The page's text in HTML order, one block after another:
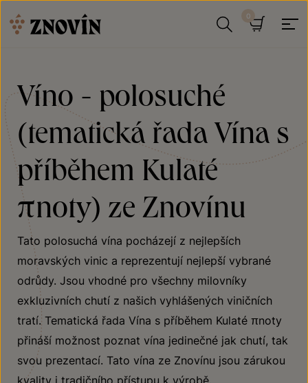
Víno - polosuché
(tematická řada Vína s
příběhem Kulaté
πnoty) ze Znovínu
Tato polosuchá vína pocházejí z nejlepších
moravských vinic a reprezentují nejlepší vybrané
odrůdy. Jsou vhodné pro všechny milovníky
exkluzivních chutí z našich vyhlášených viničních
tratí. Tematická řada Vína s příběhem Kulaté πnoty
přináší možnost poznat vína jedinečné jak chutí, tak
svou prezentací. Tato vína ze Znovínu jsou zárukou
kvality i tradičního přístupu k výrobě.